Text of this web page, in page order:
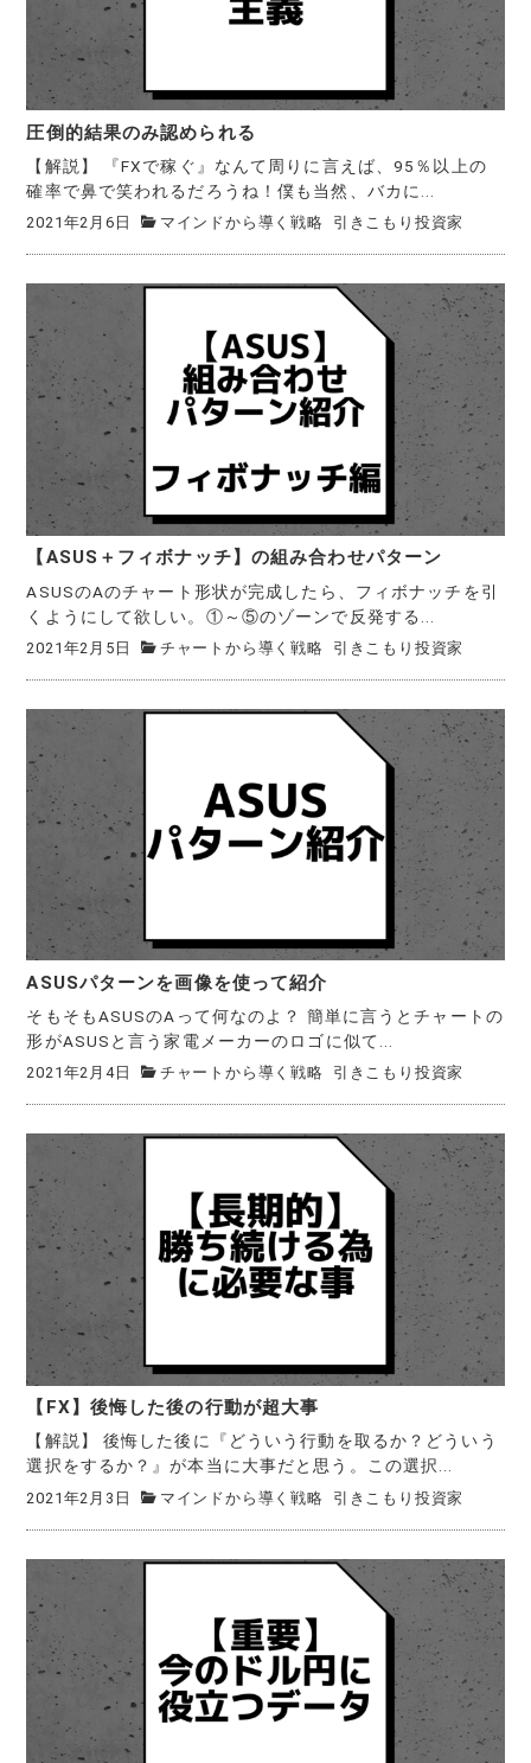
圧倒的結果のみ認められる
【解説】 『FXで稼ぐ』なんて周りに言えば、95％以上の
確率で鼻で笑われるだろうね！僕も当然、バカに...
2021年2月6日 マインドから導く戦略 引きこもり投資家
【ASUS＋フィボナッチ】の組み合わせパターン
ASUSのAのチャート形状が完成したら、フィボナッチを引
くようにして欲しい。①～⑤のゾーンで反発する...
2021年2月5日 チャートから導く戦略 引きこもり投資家
ASUSパターンを画像を使って紹介
そもそもASUSのAって何なのよ？ 簡単に言うとチャートの
形がASUSと言う家電メーカーのロゴに似て...
2021年2月4日 チャートから導く戦略 引きこもり投資家
【FX】後悔した後の行動が超大事
【解説】 後悔した後に『どういう行動を取るか？どういう
選択をするか？』が本当に大事だと思う。この選択...
2021年2月3日 マインドから導く戦略 引きこもり投資家